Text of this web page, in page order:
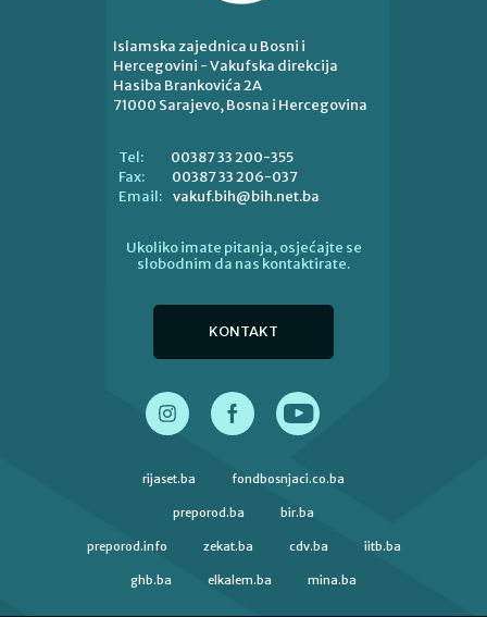
Islamska zajednica u Bosni i
Hercegovini - Vakufska direkcija
Hasiba Brankovića 2A
71000 Sarajevo, Bosna i Hercegovina
Tel:
00387 33 200-355
Fax:
00387 33 206-037
Email: vakuf.bih@bih.net.ba
Ukoliko imate pitanja, osjećajte se
slobodnim da nas kontaktirate.
KONTAKT
rijaset.ba fondbosnjaci.co.ba
preporod.ba bir.ba
preporod.info zekat.ba cdv.ba iitb.ba
ghb.ba elkalem.ba mina.ba